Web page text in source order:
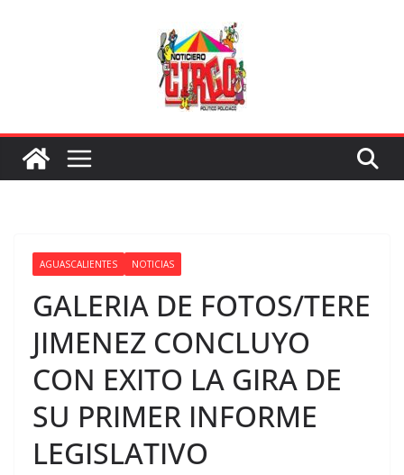
AGUASCALIENTES NOTICIAS
GALERIA DE FOTOS/TERE
JIMENEZ CONCLUYO
CON EXITO LA GIRA DE
SU PRIMER INFORME
LEGISLATIVO